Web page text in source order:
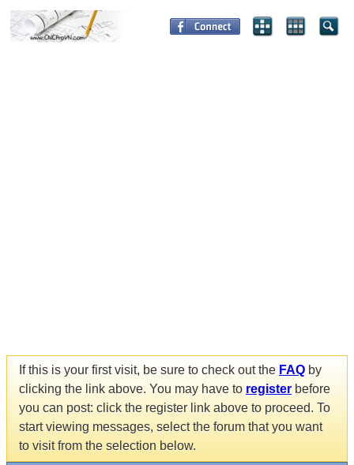
If this is your first visit, be sure to check out the FAQ by
clicking the link above. You may have to register before
you can post: click the register link above to proceed. To
start viewing messages, select the forum that you want
to visit from the selection below.